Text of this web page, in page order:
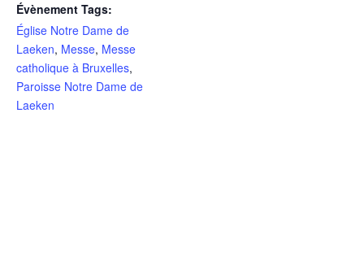
Évènement Tags:
Église Notre Dame de
Laeken, Messe, Messe
catholique à Bruxelles,
Paroisse Notre Dame de
Laeken